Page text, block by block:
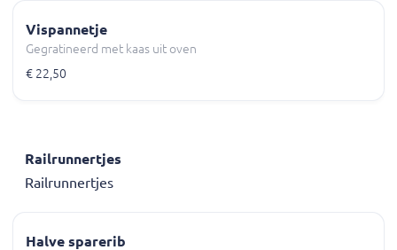
Vispannetje
Gegratineerd met kaas uit oven
€ 22,50
Railrunnertjes
Railrunnertjes
Halve sparerib